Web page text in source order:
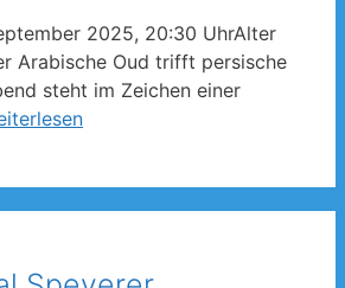
2025, 20:30 UhrAlter
Arabische Oud trifft persische
steht im Zeichen einer